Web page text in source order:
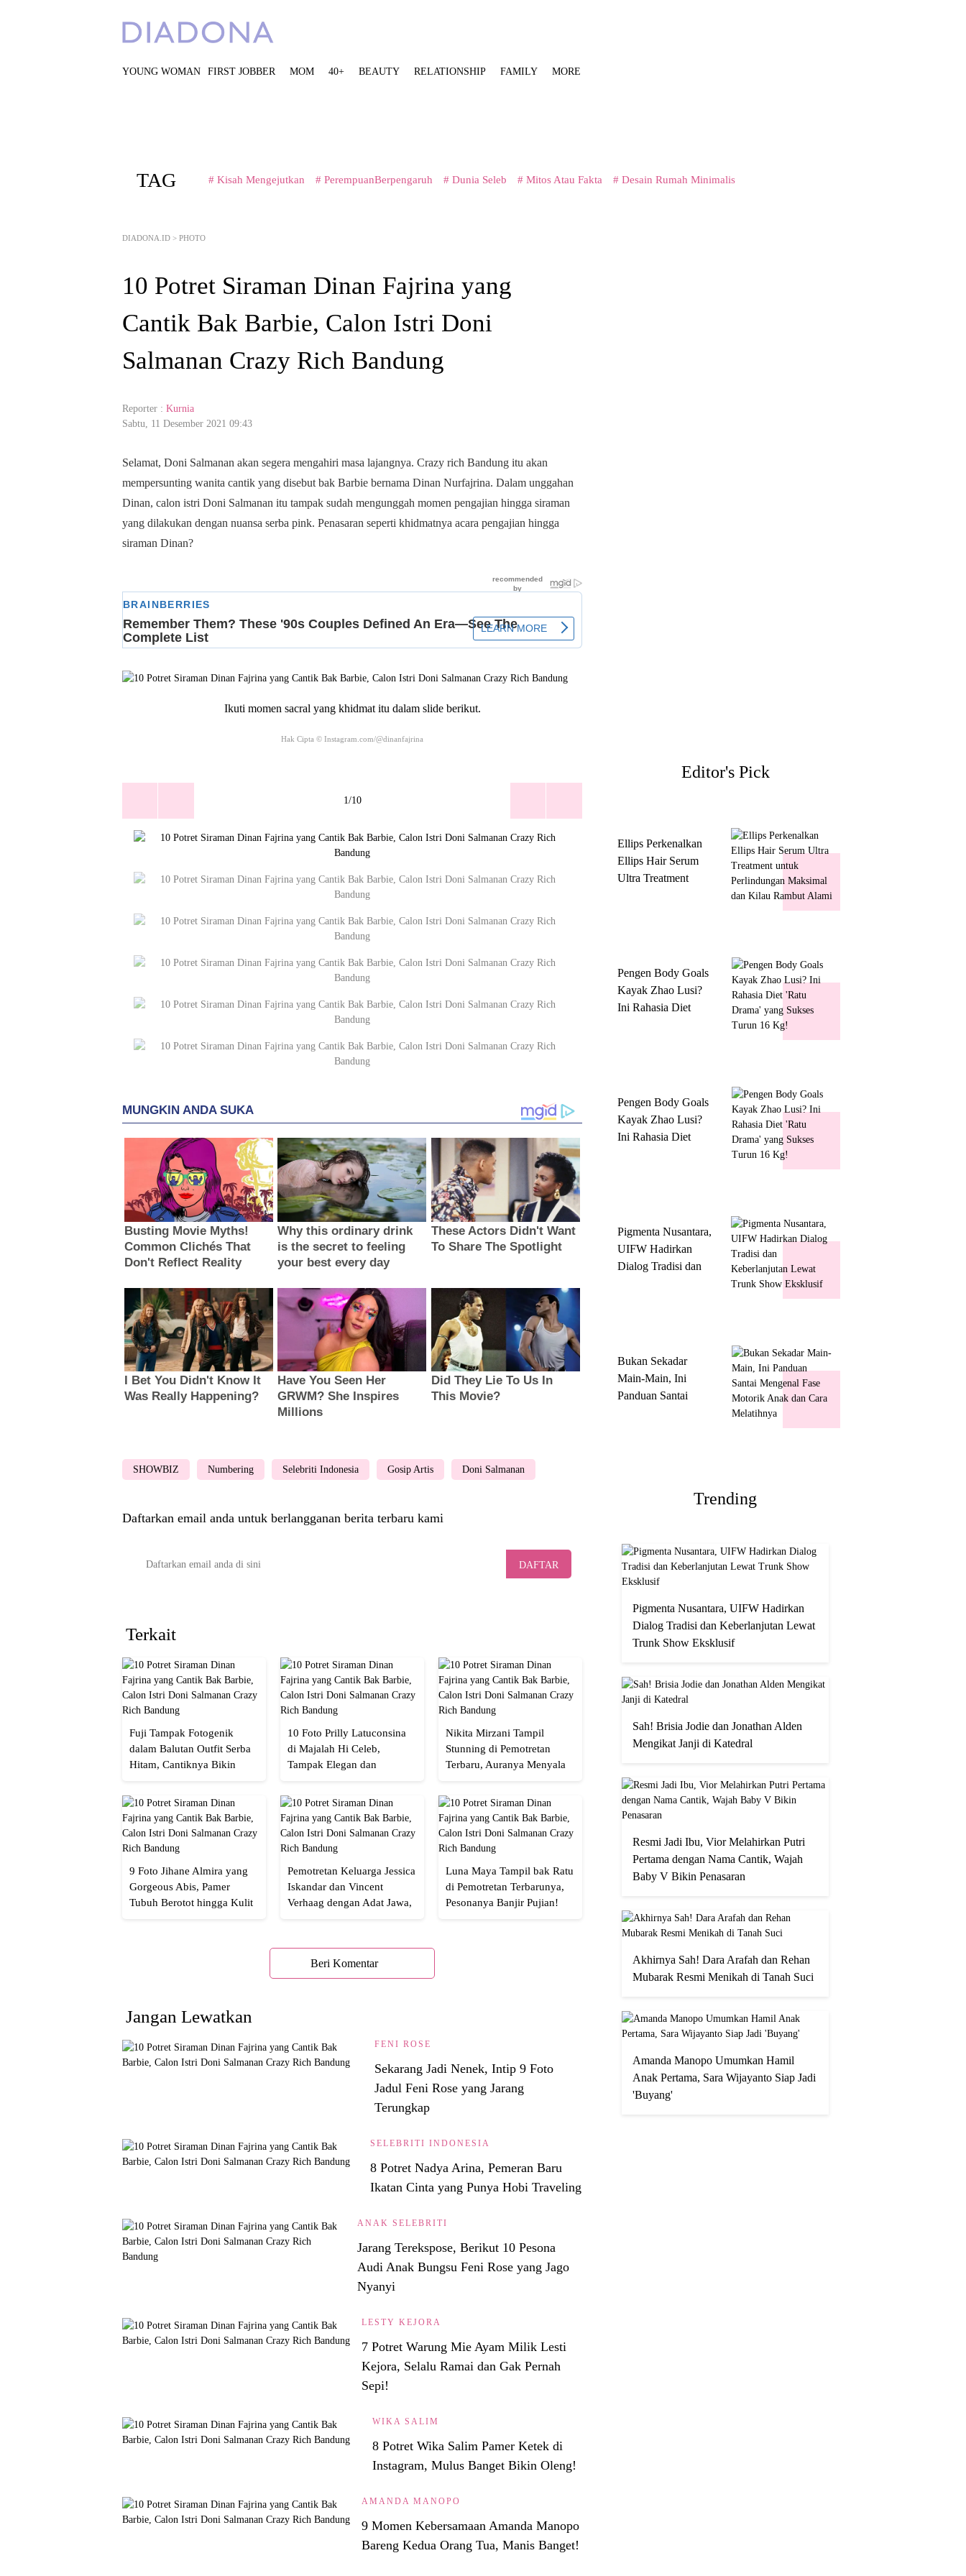
YOUNG WOMAN FIRST JOBBER MOM 40+ BEAUTY RELATIONSHIP FAMILY MORE
TAG # Kisah Mengejutkan # PerempuanBerpengaruh # Dunia Seleb # Mitos Atau Fakta # Desain Rumah Minimalis
DIADONA.ID > PHOTO
10 Potret Siraman Dinan Fajrina yang
Cantik Bak Barbie, Calon Istri Doni
Salmanan Crazy Rich Bandung
Reporter : Kurnia
Sabtu, 11 Desember 2021 09:43
Selamat, Doni Salmanan akan segera mengahiri masa lajangnya. Crazy rich Bandung itu akan
mempersunting wanita cantik yang disebut bak Barbie bernama Dinan Nurfajrina. Dalam unggahan
Dinan, calon istri Doni Salmanan itu tampak sudah mengunggah momen pengajian hingga siraman
yang dilakukan dengan nuansa serba pink. Penasaran seperti khidmatnya acara pengajian hingga
siraman Dinan?
Ikuti momen sacral yang khidmat itu dalam slide berikut.
Hak Cipta © Instagram.com/@dinanfajrina
1/10
SHOWBIZ Numbering Selebriti Indonesia Gosip Artis Doni Salmanan
Daftarkan email anda untuk berlangganan berita terbaru kami
DAFTAR
Terkait
Fuji Tampak Fotogenik
dalam Balutan Outfit Serba
Hitam, Cantiknya Bikin
10 Foto Prilly Latuconsina
di Majalah Hi Celeb,
Tampak Elegan dan
Nikita Mirzani Tampil
Stunning di Pemotretan
Terbaru, Auranya Menyala
9 Foto Jihane Almira yang
Gorgeous Abis, Pamer
Tubuh Berotot hingga Kulit
Pemotretan Keluarga Jessica
Iskandar dan Vincent
Verhaag dengan Adat Jawa,
Luna Maya Tampil bak Ratu
di Pemotretan Terbarunya,
Pesonanya Banjir Pujian!
Beri Komentar
Jangan Lewatkan
FENI ROSE
Sekarang Jadi Nenek, Intip 9 Foto
Jadul Feni Rose yang Jarang
Terungkap
SELEBRITI INDONESIA
8 Potret Nadya Arina, Pemeran Baru
Ikatan Cinta yang Punya Hobi Traveling
ANAK SELEBRITI
Jarang Terekspose, Berikut 10 Pesona
Audi Anak Bungsu Feni Rose yang Jago
Nyanyi
LESTY KEJORA
7 Potret Warung Mie Ayam Milik Lesti
Kejora, Selalu Ramai dan Gak Pernah
Sepi!
WIKA SALIM
8 Potret Wika Salim Pamer Ketek di
Instagram, Mulus Banget Bikin Oleng!
AMANDA MANOPO
9 Momen Kebersamaan Amanda Manopo
Bareng Kedua Orang Tua, Manis Banget!
Editor's Pick
Ellips Perkenalkan
Ellips Hair Serum
Ultra Treatment
Pengen Body Goals
Kayak Zhao Lusi?
Ini Rahasia Diet
Pengen Body Goals
Kayak Zhao Lusi?
Ini Rahasia Diet
Pigmenta Nusantara,
UIFW Hadirkan
Dialog Tradisi dan
Bukan Sekadar
Main-Main, Ini
Panduan Santai
Trending
Pigmenta Nusantara, UIFW Hadirkan
Dialog Tradisi dan Keberlanjutan Lewat
Trunk Show Eksklusif
Sah! Brisia Jodie dan Jonathan Alden
Mengikat Janji di Katedral
Resmi Jadi Ibu, Vior Melahirkan Putri
Pertama dengan Nama Cantik, Wajah
Baby V Bikin Penasaran
Akhirnya Sah! Dara Arafah dan Rehan
Mubarak Resmi Menikah di Tanah Suci
Amanda Manopo Umumkan Hamil
Anak Pertama, Sara Wijayanto Siap Jadi
'Buyang'